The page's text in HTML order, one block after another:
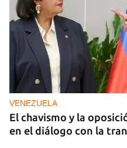
VENEZUELA
El chavismo y la
en el diálogo con la